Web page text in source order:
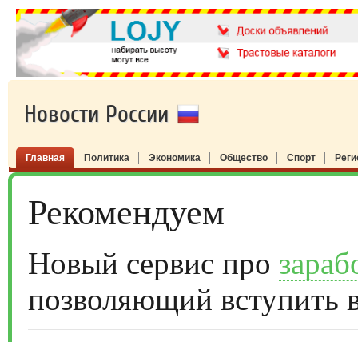
Новости России
Главная Политика Экономика Общество Спорт
Рекомендуем
Новый сервис про
позволяющий вступить